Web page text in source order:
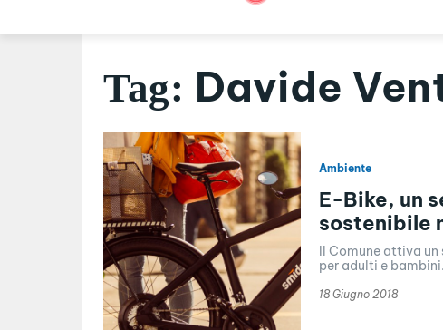
Tag: Davide
Ambiente
E-Bike, un
sostenibile
Il Comune attiva
per adulti e
18 Giugno 2018